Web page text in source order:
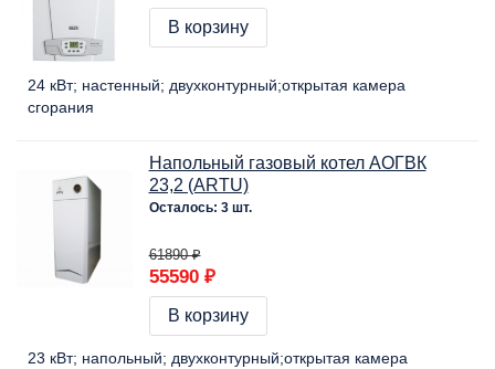
В корзину
24 кВт настенный двухконтурный открытая камера
сгорания
Напольный газовый котел АОГВК
23,2 (ARTU)
Осталось: 3 шт.
61890 ₽
55590 ₽
В корзину
23 кВт напольный двухконтурный открытая камера